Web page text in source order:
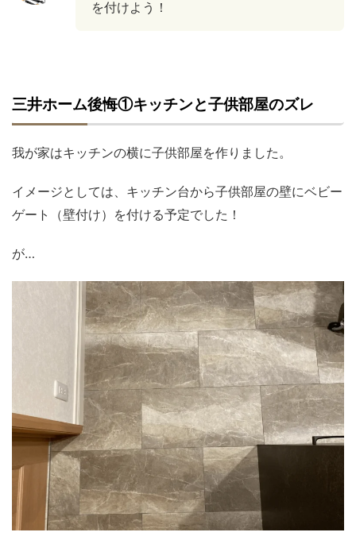
を付けよう！
三井ホーム後悔①キッチンと子供部屋のズレ
我が家はキッチンの横に子供部屋を作りました。
イメージとしては、キッチン台から子供部屋の壁にベビー
ゲート（壁付け）を付ける予定でした！
が…